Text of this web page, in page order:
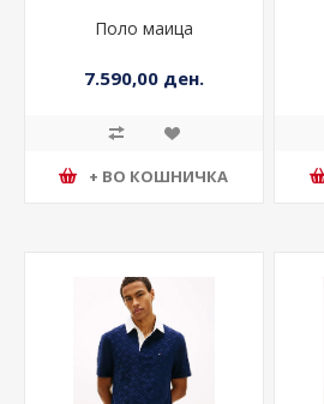
Поло маица
7.590,00 ден.
+ ВО КОШНИЧКА